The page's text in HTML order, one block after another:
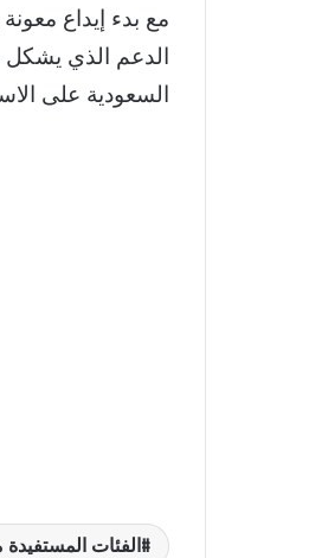
الدعم الذي يشكل
السعودية على
الفئات